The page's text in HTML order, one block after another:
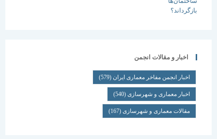
اخبار و مقالات انجمن
اخبار انجمن مفاخر معماری ایران (579)
اخبار معماری و شهرسازی(540)
مقالات معماری و شهرسازی(167)